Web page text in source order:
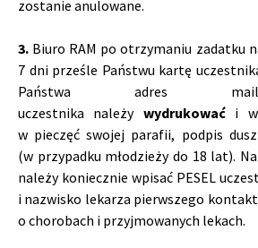
zostanie anulowane.
3. Biuro RAM po otrzymaniu zadatku
7 dni prześle Państwu kartę
Państwa adres
uczestnika należy wydrukowaći
w pieczęć swojej parafii, podpis
(w przypadku młodzieży do 18 lat).
należy koniecznie wpisać PESEL
i nazwisko lekarza pierwszego
o chorobach i przyjmowanych lekach.